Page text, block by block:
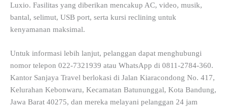
Luxio. Fasilitas yang diberikan mencakup AC, video, musik,
bantal, selimut, USB port, serta kursi reclining untuk
kenyamanan maksimal.
Untuk informasi lebih lanjut, pelanggan dapat menghubungi
nomor telepon 022-7321939 atau WhatsApp di 0811-2784-360.
Kantor Sanjaya Travel berlokasi di Jalan Kiaracondong No. 417,
Kelurahan Kebonwaru, Kecamatan Batununggal, Kota Bandung,
Jawa Barat 40275, dan mereka melayani pelanggan 24 jam